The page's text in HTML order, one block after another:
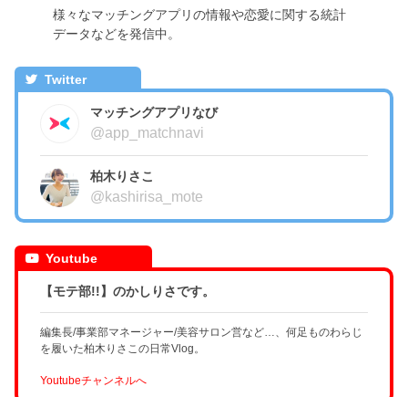
様々なマッチングアプリの情報や恋愛に関する統計
データなどを発信中。
Twitter
マッチングアプリなび
@app_matchnavi
柏木りさこ
@kashirisa_mote
Youtube
【モテ部!!】のかしりさです。
編集長/事業部マネージャー/美容サロン営など…、何足ものわらじ
を履いた柏木りさこの日常Vlog。
Youtubeチャンネルへ